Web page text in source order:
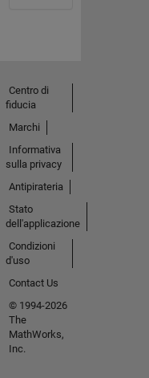
Centro di
fiducia
Marchi
Informativa
sulla privacy
Antipirateria
Stato
dell'applicazione
Condizioni
d'uso
Contact Us
© 1994-2026
The
MathWorks,
Inc.